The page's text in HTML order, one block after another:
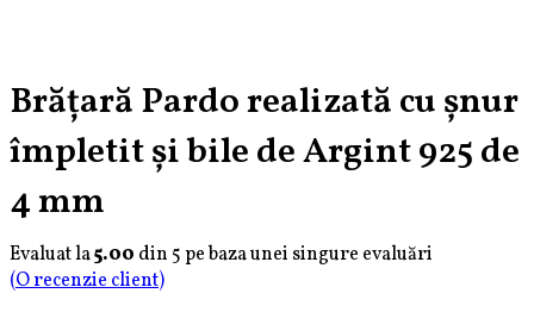
și
bile
de
Argint
925
de
4
mm
Brățară Pardo realizată cu șnur
împletit și bile de Argint 925 de
4 mm
Evaluat la5.00 din 5 pe baza unei singure evaluări
(O recenzie client)